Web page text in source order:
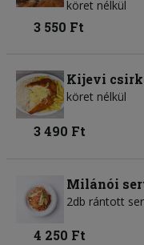
köret nélkül
3 550 Ft
Kijevi
köret nélkül
3 490 Ft
Milánói
2db rántott
4 250 Ft